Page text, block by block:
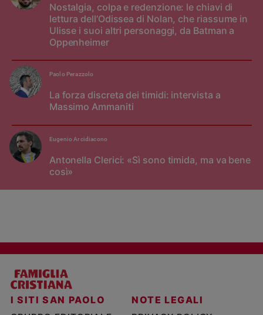
Nostalgia, colpa e redenzione: le chiavi di
lettura dell’Odissea di Nolan, che riassume in
Ulisse i suoi altri personaggi, da Batman a
Oppenheimer
La forza discreta dei timidi: intervista a
Massimo Ammaniti
Paolo Perazzolo
Antonella Clerici: «Sì sono timida, ma va bene
così»
Eugenio Arcidiacono
I SITI SAN PAOLO NOTE LEGALI